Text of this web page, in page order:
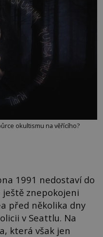
okultismu na věřícího?
1991 nedostaví do
znepokojeni
před několika dny
v Seattlu. Na
která však jen